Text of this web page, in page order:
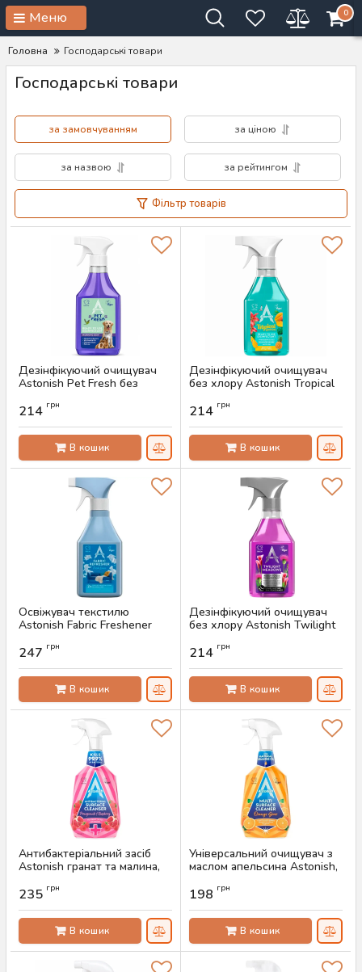
Меню 0
Головна Господарські товари
Господарські товари
за замовчуванням за ціною
за назвою за рейтингом
Фільтр товарів
Дезінфікуючий очищувач
Astonish Pet Fresh без
Артикул:
214 грн
В кошик
Дезінфікуючий очищувач
без хлору Astonish Tropical
Артикул:
214 грн
В кошик
Освіжувач текстилю
Astonish Fabric Freshener
Артикул:
247 грн
В кошик
Дезінфікуючий очищувач
без хлору Astonish Twilight
Артикул:
214 грн
В кошик
Антибактеріальний засіб
Astonish гранат та малина,
Артикул:
235 грн
В кошик
Універсальний очищувач з
маслом апельсина Astonish,
Артикул:
198 грн
В кошик